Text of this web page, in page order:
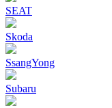
SEAT
Skoda
SsangYong
Subaru